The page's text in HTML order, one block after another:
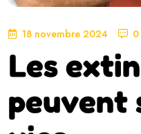
18 novembre 2024
Les
peuvent